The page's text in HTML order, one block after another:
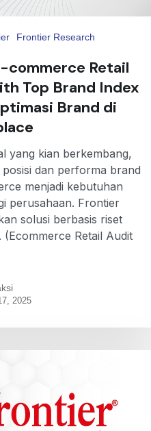
Frontier Research
commerce Retail
Top Brand Index
Brand di
yang kian berkembang,
posisi dan performa brand
menjadi kebutuhan
perusahaan. Frontier
solusi berbasis riset
(Ecommerce Retail Audit
2025